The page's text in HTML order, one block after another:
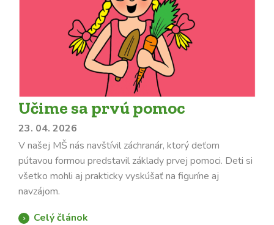
Učime sa prvú pomoc
23. 04. 2026
V našej MŠ nás navštívil záchranár, ktorý deťom
pútavou formou predstavil základy prvej pomoci. Deti si
všetko mohli aj prakticky vyskúšať na figuríne aj
navzájom.
Celý článok